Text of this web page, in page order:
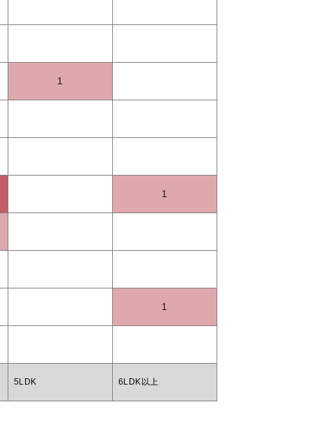
1
1
1
5LDK 6LDK以上